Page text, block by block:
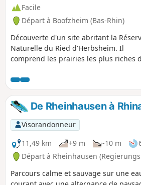
Facile
Départ à Boofzheim (Bas-Rhin)
Découverte d'un site abritant la
Naturelle du Ried d'Herbsheim. Il
comprend les prairies les plus riches
crocus au début du printemps ainsi
des Iris de Sibérie qui fleurissent de
juin. Les mesures de protections (dans
zone agricole) ont permis d'éviter le
y trouve des dépressions tourbeuses
remarquables typiques des Rieds.
De Rheinhausen à
Visorandonneur
11,49 km
+9 m -10 m
Départ à Rheinhausen
Parcours calme et sauvage sur une